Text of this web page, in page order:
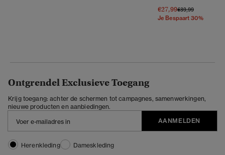
€27,99Prijs Verlaagd Van
€39,99Naar
Je Bespaart 30%
Ontgrendel Exclusieve Toegang
Krijg toegang: achter de schermen tot campagnes, samenwerkingen,
nieuwe producten en aanbiedingen.
AANMELDEN
Herenkleding
Dameskleding